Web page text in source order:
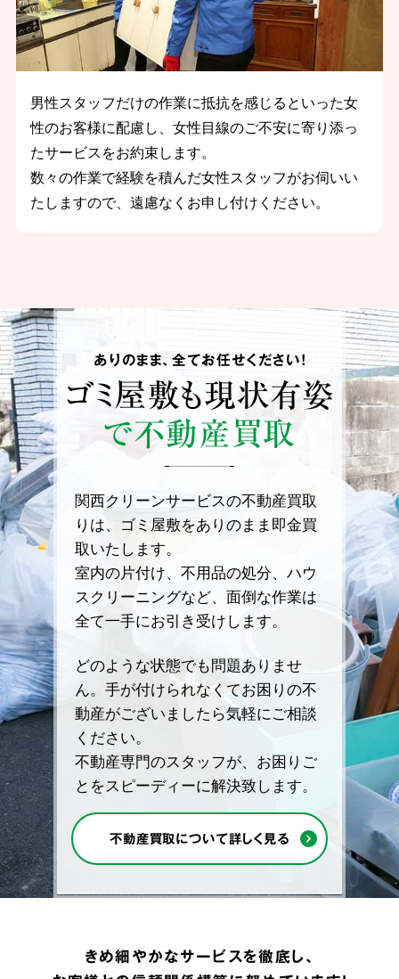
男性スタッフだけの作業に抵抗を感じるといった女
性のお客様に配慮し、女性目線のご不安に寄り添っ
たサービスをお約束します。
数々の作業で経験を積んだ女性スタッフがお伺いい
たしますので、遠慮なくお申し付けください。
ありのまま、全てお任せください！
ゴミ屋敷も現状有姿
で不動産買取
関西クリーンサービスの不動産買取
りは、ゴミ屋敷をありのまま即金買
取いたします。
室内の片付け、不用品の処分、ハウ
スクリーニングなど、面倒な作業は
全て一手にお引き受けします。
どのような状態でも問題ありませ
ん。手が付けられなくてお困りの不
動産がございましたら気軽にご相談
ください。
不動産専門のスタッフが、お困りご
とをスピーディーに解決致します。
不動産買取について詳しく見る
きめ細やかなサービスを徹底し、